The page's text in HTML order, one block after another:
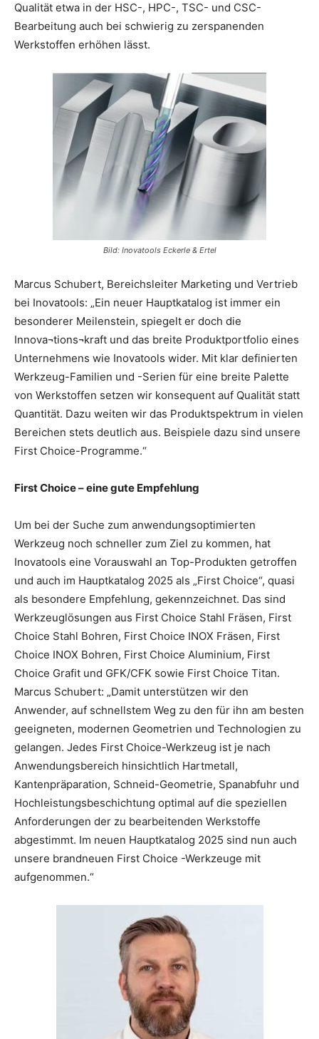
Qualität etwa in der HSC-, HPC-, TSC- und CSC-
Bearbeitung auch bei schwierig zu zerspanenden
Werkstoffen erhöhen lässt.
Bild: Inovatools Eckerle & Ertel
Marcus Schubert, Bereichsleiter Marketing und Vertrieb
bei Inovatools: „Ein neuer Hauptkatalog ist immer ein
besonderer Meilenstein, spiegelt er doch die
Innova¬tions¬kraft und das breite Produktportfolio eines
Unternehmens wie Inovatools wider. Mit klar definierten
Werkzeug-Familien und -Serien für eine breite Palette
von Werkstoffen setzen wir konsequent auf Qualität statt
Quantität. Dazu weiten wir das Produktspektrum in vielen
Bereichen stets deutlich aus. Beispiele dazu sind unsere
First Choice-Programme.“
First Choice – eine gute Empfehlung
Um bei der Suche zum anwendungsoptimierten
Werkzeug noch schneller zum Ziel zu kommen, hat
Inovatools eine Vorauswahl an Top-Produkten getroffen
und auch im Hauptkatalog 2025 als „First Choice“, quasi
als besondere Empfehlung, gekennzeichnet. Das sind
Werkzeuglösungen aus First Choice Stahl Fräsen, First
Choice Stahl Bohren, First Choice INOX Fräsen, First
Choice INOX Bohren, First Choice Aluminium, First
Choice Grafit und GFK/CFK sowie First Choice Titan.
Marcus Schubert: „Damit unterstützen wir den
Anwender, auf schnellstem Weg zu den für ihn am besten
geeigneten, modernen Geometrien und Technologien zu
gelangen. Jedes First Choice-Werkzeug ist je nach
Anwendungsbereich hinsichtlich Hartmetall,
Kantenpräparation, Schneid-Geometrie, Spanabfuhr und
Hochleistungsbeschichtung optimal auf die speziellen
Anforderungen der zu bearbeitenden Werkstoffe
abgestimmt. Im neuen Hauptkatalog 2025 sind nun auch
unsere brandneuen First Choice -Werkzeuge mit
aufgenommen.“